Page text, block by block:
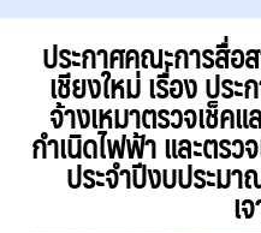
ประกาศคณะการสื่อ
เชียงใหม่ เรื่อง ปร
จ้างเหมาตรวจเช็ค
กำเนิดไฟฟ้า และตรว
ประจำปีงบประม
เ